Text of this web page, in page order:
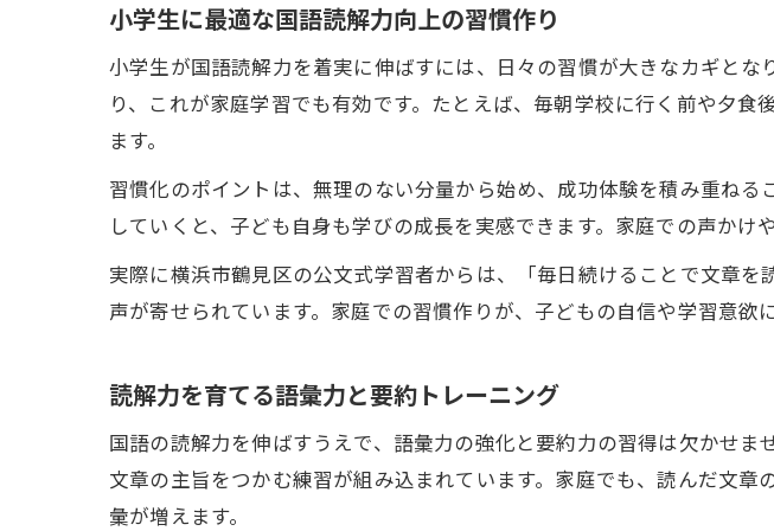
小学生が家庭で国
家庭学習で国語読
公文式学習を活用した国
国語読解力が育つ
自宅でできる公文
小学生に最適な国語読解力向上の習慣作り
小学生が国語読解力を着実に伸ばすには、日々の習慣が大きなカギと
り、これが家庭学習でも有効です。たとえば、毎朝学校に行く前や夕
ます。
習慣化のポイントは、無理のない分量から始め、成功体験を積み重ね
していくと、子ども自身も学びの成長を実感できます。家庭での声かけ
実際に横浜市鶴見区の公文式学習者からは、「毎日続けることで文章
声が寄せられています。家庭での習慣作りが、子どもの自信や学習意欲
読解力を育てる語彙力と要約トレーニング
国語の読解力を伸ばすうえで、語彙力の強化と要約力の習得は欠かせ
文章の主旨をつかむ練習が組み込まれています。家庭でも、読んだ文
彙が増えます。